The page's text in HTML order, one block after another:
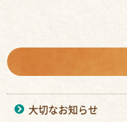
大切なお知らせ